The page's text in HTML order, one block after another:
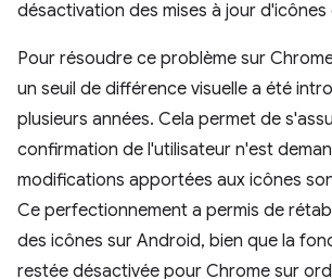
désactivation des mises à jour d'icônes
Pour résoudre ce problème sur
un seuil de différence visuelle a été
plusieurs années. Cela permet de
confirmation de l'utilisateur n'est
modifications apportées aux icônes
Ce perfectionnement a permis de
des icônes sur Android, bien que la
restée désactivée pour Chrome sur